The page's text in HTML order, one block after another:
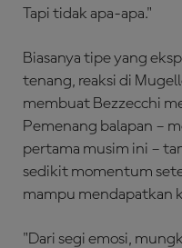
Tapi tidak apa-apa."
Biasanya tipe yang
tenang, reaksi di
membuat Bezzecchi
Pemenang balapan –
pertama musim ini –
sedikit momentum
mampu mendapatkan
"Dari segi emosi,